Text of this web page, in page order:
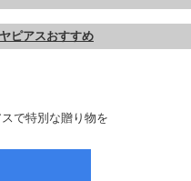
ピアスおすすめ
で特別な贈り物を